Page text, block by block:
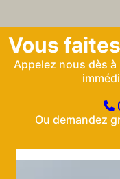
Vous
Appelez nous dès
Ou demandez